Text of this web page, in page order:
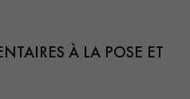
À LA POSE ET